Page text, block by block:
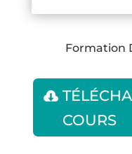
Formation
COURS